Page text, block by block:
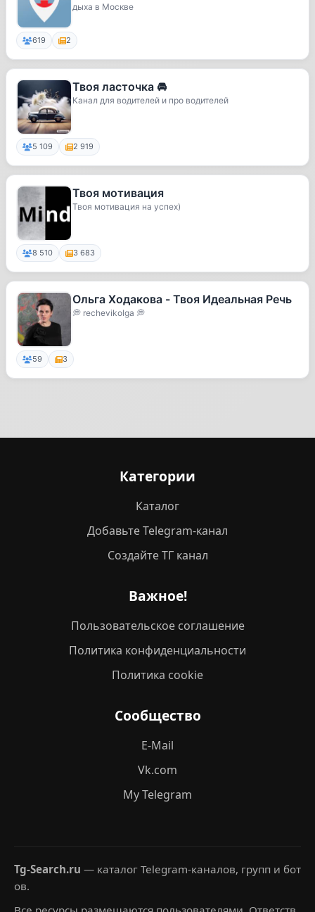
дыха в Москве
619 2
Твоя ласточка 🚘
Канал для водителей и про водителей
5 109 2 919
Твоя мотивация
Твоя мотивация на успех)
8 510 3 683
Ольга Ходакова - Твоя Идеальная Речь
💭 rechevikolga 💭
59 3
Категории
Каталог
Добавьте Telegram-канал
Создайте ТГ канал
Важное!
Пользовательское соглашение
Политика конфиденциальности
Политика cookie
Сообщество
E-Mail
Vk.com
My Telegram
Tg-Search.ru — каталог Telegram-каналов, групп и бот
ов.